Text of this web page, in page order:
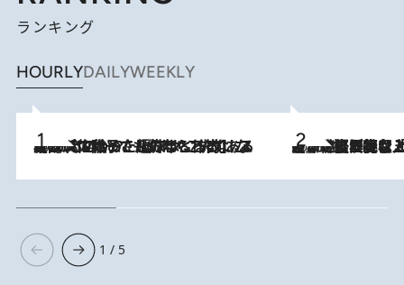
ランキング
HOURLYDAILYWEEKLY
2026.8.5
【阿川佐和子さんの年とる力】なぜ70代で始めた趣味は“こんなに楽しい”のか？ ピアノ、俳句…スランプに陥っても続けられる“ある秘訣”とは 2026.8.5
【なぜ吉沢亮は「気配を消せる」のか？】興行収入208億の『国宝』を経て挑むミュージカル『ディア・エヴァン・ハンセン』。トップ俳優が舞台上でさらけ出した“孤独”とは
1 / 5